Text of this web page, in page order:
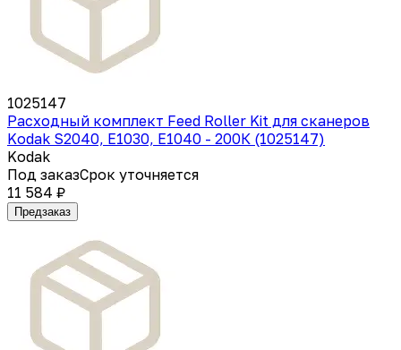
1025147
Расходный комплект Feed Roller Kit для сканеров
Kodak S2040, E1030, E1040 - 200К (1025147)
Kodak
Под заказСрок уточняется
11 584 ₽
Предзаказ